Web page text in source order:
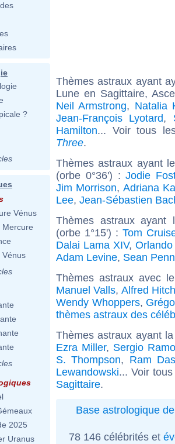
?
Vénus
Mercure
Vénus
2025
Uranus
Thèmes astraux ayant
Lune en Sagittaire,
Neil Armstrong, Natalia
Jean-François Lyotard,
Hamilton... Voir tous
Three.
Thèmes astraux ayant
(orbe 0°36') :Jodie
Jim Morrison, Adriana
Lee, Jean-Sébastien
Thèmes astraux ayant
(orbe 1°15') :Tom
Dalai Lama XIV,
Adam Levine, Sean Penn
Thèmes astraux avec
Manuel Valls, Alfred
Wendy Whoppers,
thèmes astraux des
Thèmes astraux ayant
Ezra Miller, Sergio
S. Thompson, Ram
Lewandowski... Voir
Sagittaire.
Base astrologique
78 146 célébrités et